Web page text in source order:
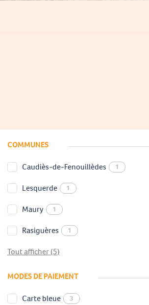
COMMUNES
Caudiès-de-Fenouillèdes 1
Lesquerde 1
Maury 1
Rasiguères 1
Tout afficher (5)
MODES DE PAIEMENT
Carte bleue 3